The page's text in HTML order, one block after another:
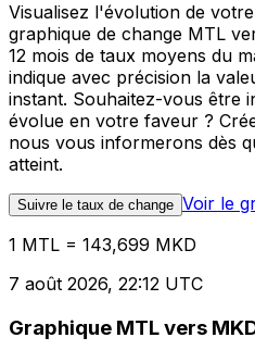
Visualisez l'évolution de
graphique de change MTL
12 mois de taux moyens du
indique avec précision la
instant. Souhaitez-vous être
évolue en votre faveur ?
nous vous informerons dès
atteint.
Suivre le taux de change Voir le
1 MTL = 143,699 MKD
7 août 2026, 22:12 UTC
Graphique MTL vers